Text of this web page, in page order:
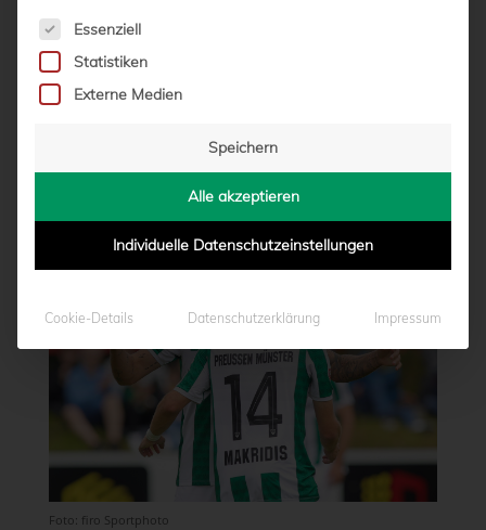
ERSTER SIEG IM ERSTEN TEST: 4:0-
vonMoritz Schwegmann|30.06.2024 - 18:41
Foto: firo Sportphoto
Es folgt eine Liste der Service-Gruppen, für die eine
Essenziell
Statistiken
Externe Medien
Speichern
Alle akzeptieren
Individuelle Datenschutzeinstellungen
Cookie-Details Datenschutzerklärung Impressum